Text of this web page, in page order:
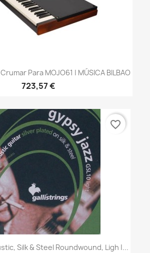
Para MOJO61 | MÚSICA BILBAO
723,57 €
Silk & Steel Roundwound, Ligh |...
favorite_border